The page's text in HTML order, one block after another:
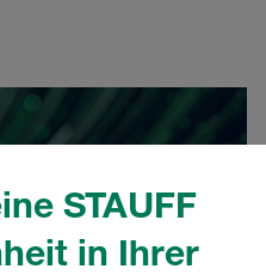
STAUFF
in Ihrer